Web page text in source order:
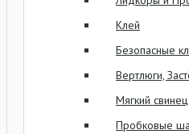
Клей
Безопасные
Вертлюги,
Мягкий свинец
Пробковые